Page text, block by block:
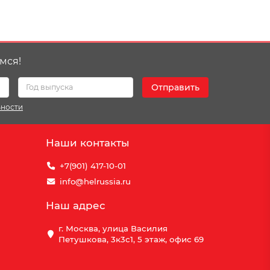
Отправить
Наши контакты
+7(901) 417-10-01
info@helrussia.ru
Наш адрес
г. Москва, улица Василия
Петушкова, 3к3c1, 5 этаж, офис 69